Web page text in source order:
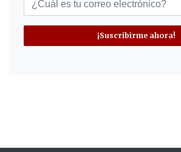
¡Suscribirme ahora!